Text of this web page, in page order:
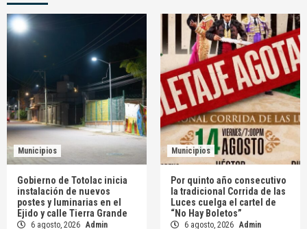
Municipios
Gobierno de Totolac inicia
instalación de nuevos
postes y luminarias en el
Ejido y calle Tierra Grande
6 agosto, 2026 Admin
Municipios
Por quinto año consecutivo
la tradicional Corrida de las
Luces cuelga el cartel de
“No Hay Boletos”
6 agosto, 2026 Admin